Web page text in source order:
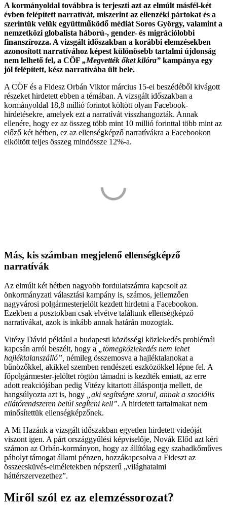
A kormányoldal továbbra is terjeszti azt az elmúlt másfél-két
évben felépített narratívát, miszerint az ellenzéki pártokat és a
szerintük velük együttműködő médiát Soros György, valamint a
nemzetközi globalista háború-, gender- és migrációlobbi
finanszírozza. A vizsgált időszakban a korábbi elemzésekben
azonosított narratívához képest különösebb tartalmi újdonság
nem lelhető fel, a CÖF „Megvették őket kilóra” kampánya egy
jól felépített, kész narratívába ült bele.
A CÖF és a Fidesz Orbán Viktor március 15-ei beszédéből kivágott
részeket hirdetett ebben a témában. A vizsgált időszakban a
kormányoldal 18,8 millió forintot költött olyan Facebook-
hirdetésekre, amelyek ezt a narratívát visszhangozták. Annak
ellenére, hogy ez az összeg több mint 10 millió forinttal több mint az
előző két hétben, ez az ellenségképző narratívákra a Facebookon
elköltött teljes összeg mindössze 12%-a.
Más, kis számban megjelenő ellenségképző
narratívák
Az elmúlt két hétben nagyobb fordulatszámra kapcsolt az
önkormányzati választási kampány is, számos, jellemzően
nagyvárosi polgármesterjelölt kezdett hirdetni a Facebookon.
Ezekben a posztokban csak elvétve találtunk ellenségképző
narratívákat, azok is inkább annak határán mozogtak.
Vitézy Dávid például a budapesti közösségi közlekedés problémái
kapcsán arról beszélt, hogy a
„tömegközlekedés nem lehet
hajléktalanszálló”, némileg összemosva a hajléktalanokat a
bűnözőkkel, akikkel szemben rendészeti eszközökkel lépne fel. A
főpolgármester-jelöltet rögtön támadni is kezdték emiatt, az erre
adott reakciójában pedig Vitézy kitartott álláspontja mellett, de
hangsúlyozta azt is, hogy
„aki segítségre szorul, annak a szociális
ellátórendszeren belül segíteni kell”. A hirdetett tartalmakat nem
minősítettük ellenségképzőnek.
A Mi Hazánk a vizsgált időszakban egyetlen hirdetett videóját
viszont igen. A párt országgyűlési képviselője, Novák Előd azt kéri
számon az Orbán-kormányon, hogy az állítólag egy szabadkőműves
páholyt támogat állami pénzen, hozzákapcsolva a Fideszt az
összeesküvés-elméletekben népszerű „világhatalmi
háttérszervezethez”.
Miről szól ez az elemzéssorozat?